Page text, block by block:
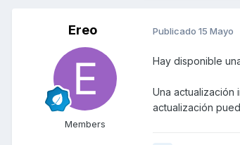
Ereo
Members
Publicado 15 Mayo
Hay disponible
Una actualización
actualización